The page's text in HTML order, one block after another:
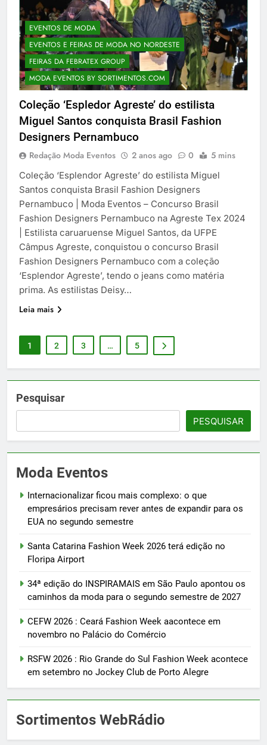
EVENTOS DE MODA
EVENTOS E FEIRAS DE MODA NO NORDESTE
FEIRAS DA FEBRATEX GROUP
MODA EVENTOS BY SORTIMENTOS.COM
Coleção ‘Espledor Agreste’ do estilista
Miguel Santos conquista Brasil Fashion
Designers Pernambuco
Redação Moda Eventos 2 anos ago 0 5 mins
Coleção ‘Esplendor Agreste’ do estilista Miguel
Santos conquista Brasil Fashion Designers
Pernambuco | Moda Eventos – Concurso Brasil
Fashion Designers Pernambuco na Agreste Tex 2024
| Estilista caruaruense Miguel Santos, da UFPE
Câmpus Agreste, conquistou o concurso Brasil
Fashion Designers Pernambuco com a coleção
‘Esplendor Agreste’, tendo o jeans como matéria
prima. As estilistas Deisy…
Leia mais
1 2 3 … 5
Pesquisar
PESQUISAR
Moda Eventos
Internacionalizar ficou mais complexo: o que
empresários precisam rever antes de expandir para os
EUA no segundo semestre
Santa Catarina Fashion Week 2026 terá edição no
Floripa Airport
34ª edição do INSPIRAMAIS em São Paulo apontou os
caminhos da moda para o segundo semestre de 2027
CEFW 2026 : Ceará Fashion Week aacontece em
novembro no Palácio do Comércio
RSFW 2026 : Rio Grande do Sul Fashion Week acontece
em setembro no Jockey Club de Porto Alegre
Sortimentos WebRádio